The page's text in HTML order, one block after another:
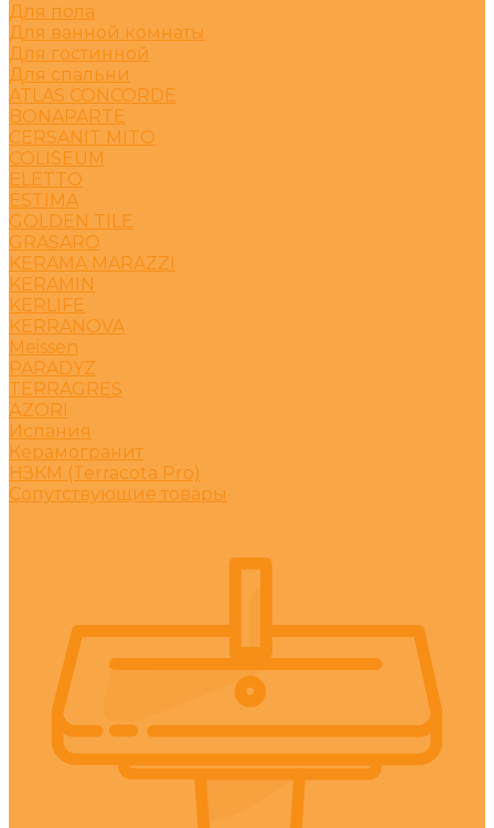
Для пола
Для ванной комнаты
Для гостинной
Для спальни
ATLAS CONCORDE
BONAPARTE
CERSANIT MITO
COLISEUM
ELETTO
ESTIMA
GOLDEN TILE
GRASARO
KERAMA MARAZZI
KERAMIN
KERLIFE
KERRANOVA
Meissen
PARADYZ
TERRAGRES
АZORI
Испания
Керамогранит
НЗКМ (Terracota Pro)
Сопутствующие товары